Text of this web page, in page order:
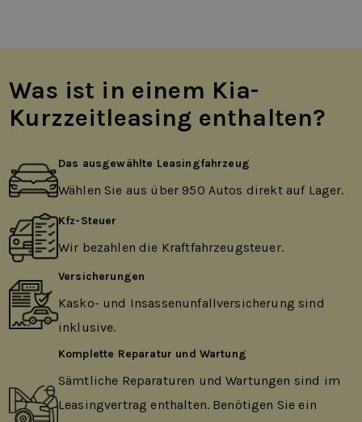
Was ist in einem Kia-
Kurzzeitleasing enthalten?
Das ausgewählte Leasingfahrzeug
Wählen Sie aus über 950 Autos direkt auf Lager.
Kfz-Steuer
Wir bezahlen die Kraftfahrzeugsteuer.
Versicherungen
Kasko- und Insassenunfallversicherung sind
inklusive.
Komplette Reparatur und Wartung
Sämtliche Reparaturen und Wartungen sind im
Leasingvertrag enthalten. Benötigen Sie ein